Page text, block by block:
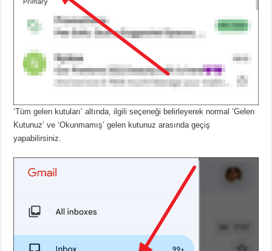
‘Tüm gelen kutuları’ altında, ilgili seçeneği belirleyerek normal ‘Gelen
Kutunuz’ ve ‘Okunmamış’ gelen kutunuz arasında geçiş
yapabilirsiniz.